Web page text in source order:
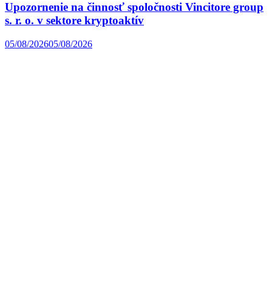
Upozornenie na činnosť spoločnosti Vincitore group
s. r. o. v sektore kryptoaktív
05/08/202605/08/2026